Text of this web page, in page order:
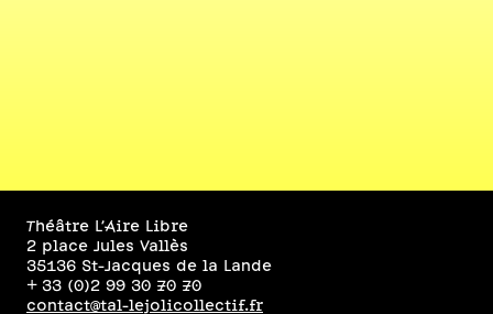
Théâtre L’Aire Libre
2 place Jules Vallès
35136 St-Jacques de la Lande
+ 33 (0)2 99 30 70 70
contact@tal-lejolicollectif.fr